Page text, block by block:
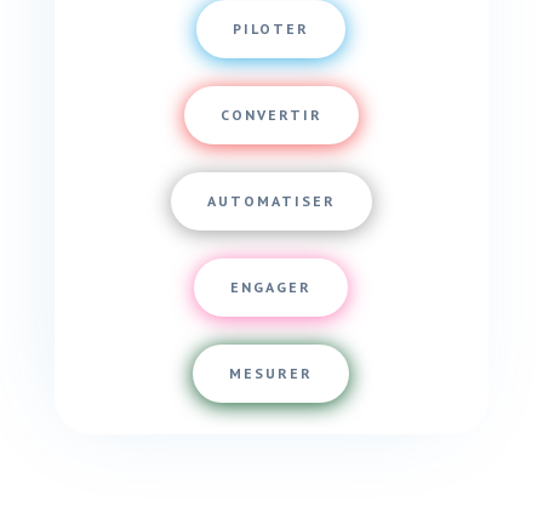
PILOTER
CONVERTIR
AUTOMATISER
ENGAGER
MESURER